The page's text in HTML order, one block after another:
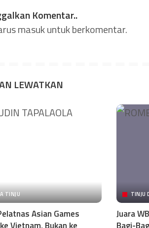
Komentar..
masukuntuk berkomentar.
LEWATKAN
TINJU
Asian Games
TINJU
Juara